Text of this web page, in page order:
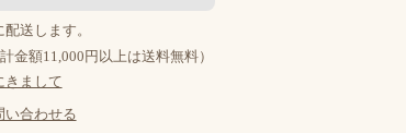
送します。
金額11,000円以上は送料無料）
まして
合わせる